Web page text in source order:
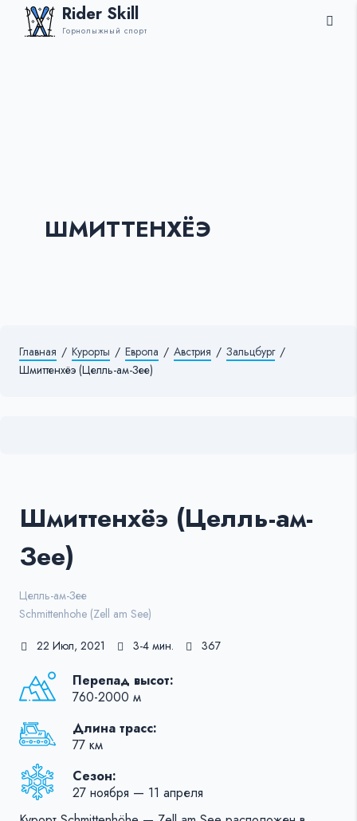
Rider Skill
Горнолыжный спорт
ШМИТТЕНХЁЭ
Главная / Курорты / Европа / Австрия / Зальцбург /
Шмиттенхёэ (Целль-ам-Зее)
Шмиттенхёэ (Целль-ам-
Зее)
Целль-ам-Зее
Schmittenhohe (Zell am See)
22 Июл, 2021 3-4 мин. 367
Перепад высот:
760-2000 м
Длина трасс:
77 км
Сезон:
27 ноября — 11 апреля